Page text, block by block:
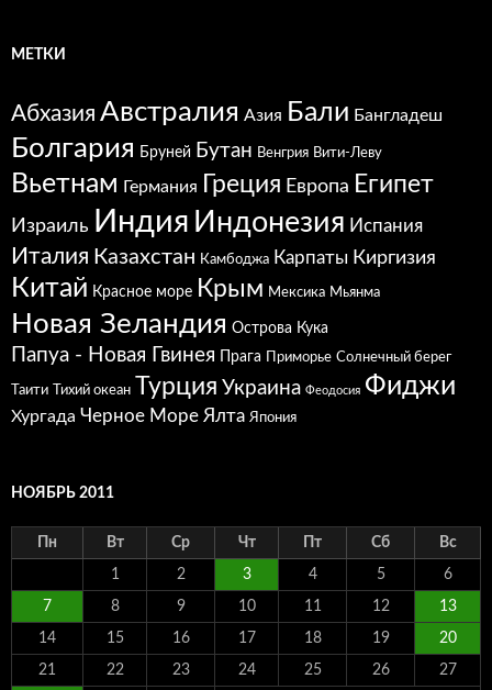
МЕТКИ
Абхазия Австралия Азия Бали Бангладеш
Болгария Бруней Бутан Венгрия Вити-Леву
Вьетнам Германия Греция Европа Египет
Израиль Индия Индонезия Испания
Италия Казахстан Камбоджа Карпаты Киргизия
Китай Красное море Крым Мексика Мьянма
Новая Зеландия Острова Кука
Папуа - Новая Гвинея Прага Приморье Солнечный берег
Таити Тихий океан Турция Украина Феодосия Фиджи
Хургада Черное Море Ялта Япония
НОЯБРЬ 2011
Пн Вт Ср Чт Пт Сб Вс
1 2 3 4 5 6
7 8 9 10 11 12 13
14 15 16 17 18 19 20
21 22 23 24 25 26 27